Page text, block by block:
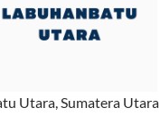
Utara,Sumatera Utara